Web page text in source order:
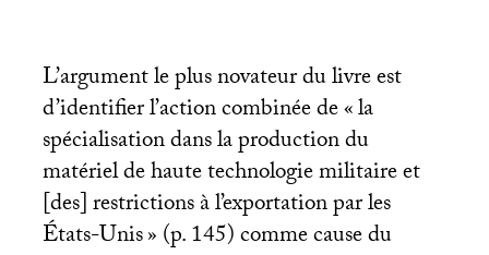
L’argument le plus novateur du livre est
d’identifier l’action combinée de «la
spécialisation dans la production du
matériel de haute technologie militaire et
[des] restrictions à l’exportation par les
États-Unis» (p. 145) comme cause du